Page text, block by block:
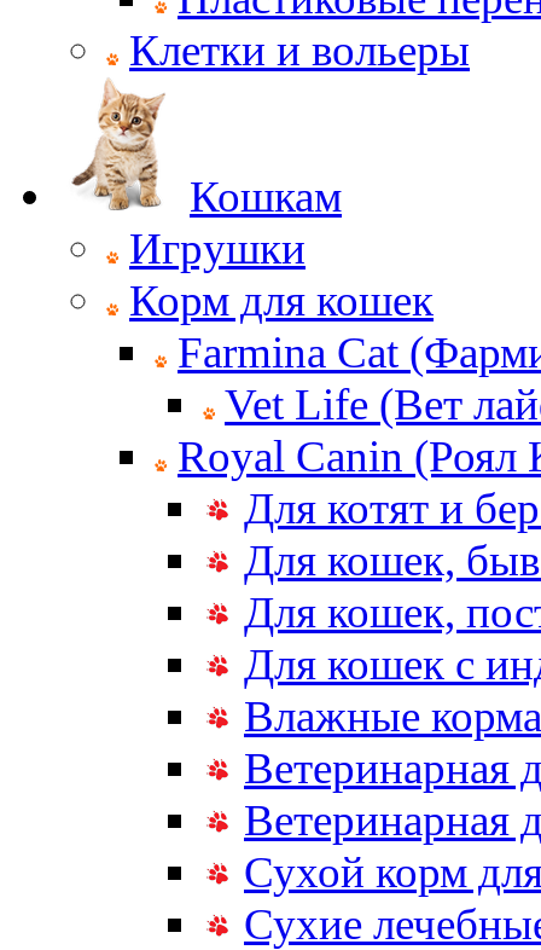
Клетки и вольеры
Кошкам
Игрушки
Корм для кошек
Farmina Cat
Vet Life (Вет
Royal Canin (Роял
Для котят и
Для кошек,
Для кошек,
Для кошек с
Влажные
Ветеринарная
Ветеринарная
Сухой корм
Сухие